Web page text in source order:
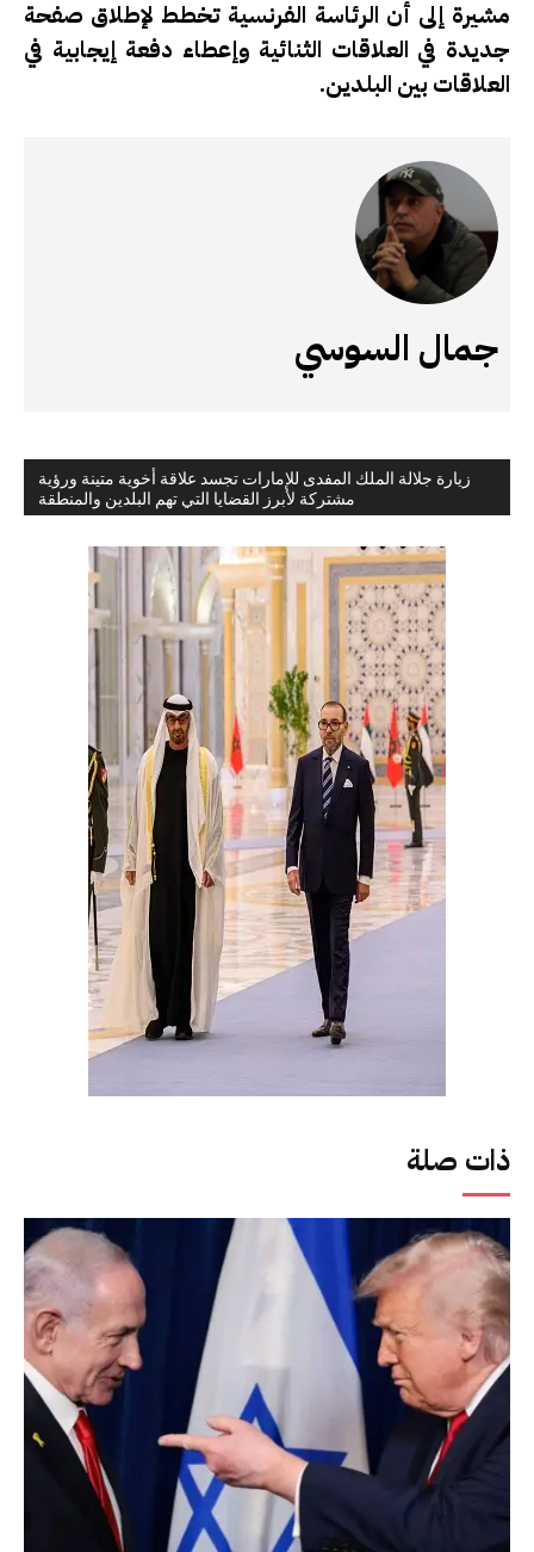
زيارة جلالة الملك المفدى للإمارات تجسد علاقة أخوية متينة ورؤية
مشتركة لأبرز القضايا التي تهم البلدين والمنطقة
ذات صلة
مشيرة إلى أن الرئاسة الفرنسية تخطط لإطلاق صفحة
جديدة في العلاقات الثنائية وإعطاء دفعة إيجابية في
العلاقات بين البلدين.
جمال السوسي